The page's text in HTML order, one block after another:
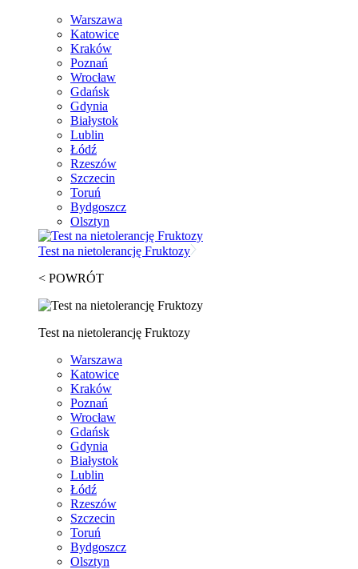
Warszawa
Katowice
Kraków
Poznań
Wrocław
Gdańsk
Gdynia
Białystok
Lublin
Łódź
Rzeszów
Szczecin
Toruń
Bydgoszcz
Olsztyn
Test na nietolerancję Fruktozy
< POWRÓT
Test na nietolerancję Fruktozy
Warszawa
Katowice
Kraków
Poznań
Wrocław
Gdańsk
Gdynia
Białystok
Lublin
Łódź
Rzeszów
Szczecin
Toruń
Bydgoszcz
Olsztyn